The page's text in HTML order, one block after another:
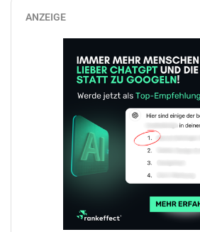
ANZEIGE